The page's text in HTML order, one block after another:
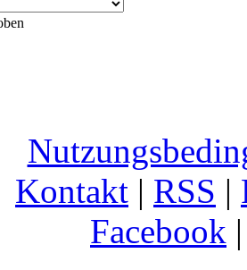
Kontakt | RSS |
Facebook